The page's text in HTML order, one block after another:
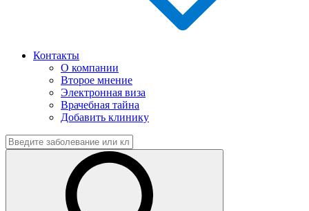
Контакты
О компании
Второе мнение
Электронная виза
Врачебная тайна
Добавить клинику